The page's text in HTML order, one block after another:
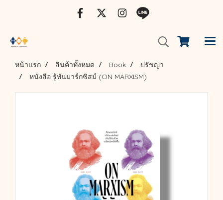
หน้าแรก สินค้าทั้งหมด Book
ปรัชญา
หนังสือ รู้ทันมาร์กซิสม์ (ON MARXISM)